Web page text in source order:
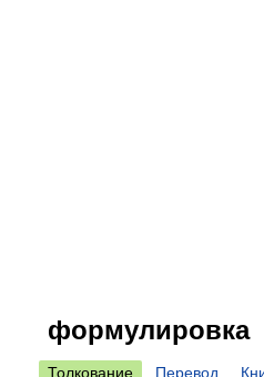
формулировка
Толкование Перевод